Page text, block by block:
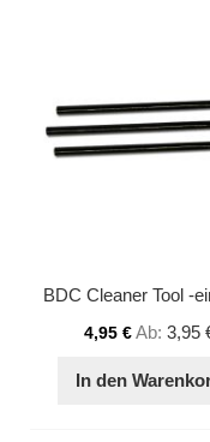
BDC Cleaner Tool -
4,95 €Ab 3,95
In den